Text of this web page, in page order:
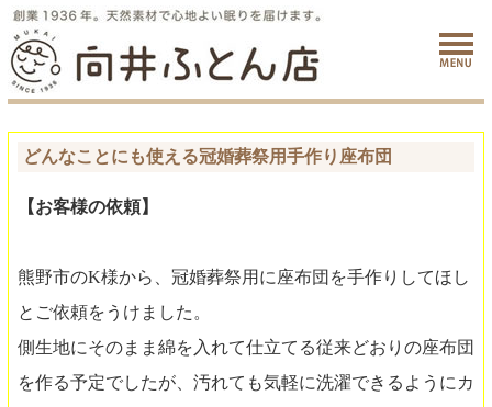
どんなことにも使える冠婚葬祭用手作り座布団
【お客様の依頼】
熊野市のK様から、冠婚葬祭用に座布団を手作りしてほし
とご依頼をうけました。
側生地にそのまま綿を入れて仕立てる従来どおりの座布団
を作る予定でしたが、汚れても気軽に洗濯できるようにカ